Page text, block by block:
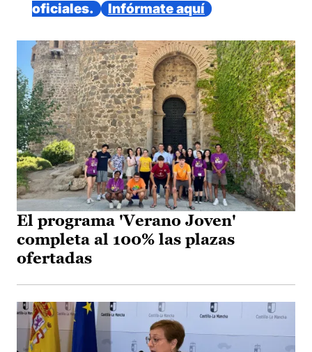
oficiales.
Infórmate aquí
El programa 'Verano Joven'
completa al 100% las plazas
ofertadas